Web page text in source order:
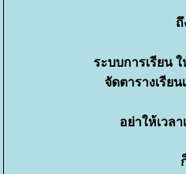
ถึ
ระบบการเรียน ใ
จัดตารางเรีย
อย่าให้เวล